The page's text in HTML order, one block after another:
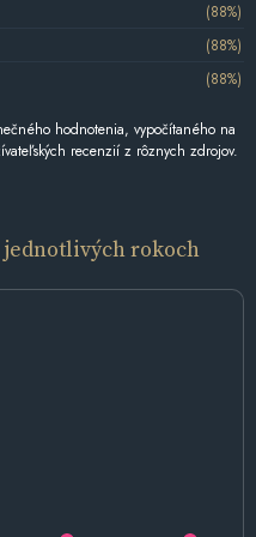
(88%)
(88%)
(88%)
hodnotenia, vypočítaného na
recenzií z rôznych zdrojov.
jednotlivých rokoch